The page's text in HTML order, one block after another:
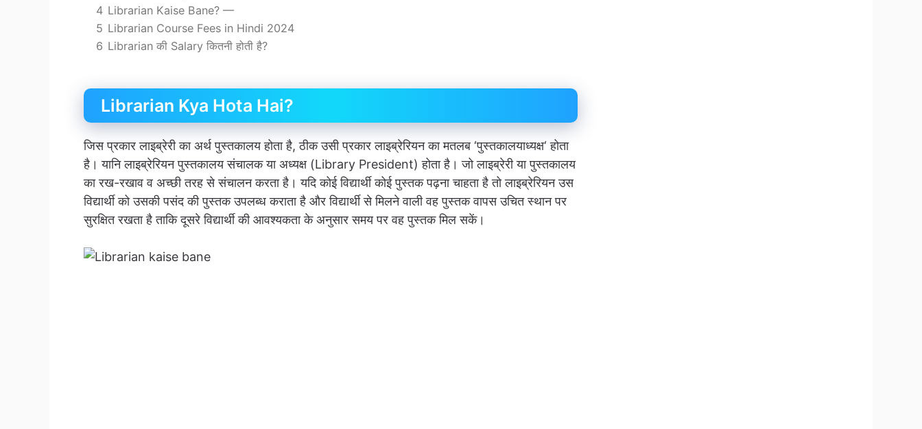
4 Librarian Kaise Bane? —
5 Librarian Course Fees in Hindi 2024
6 Librarian की Salary कितनी होती है?
Librarian Kya Hota Hai?
जिस प्रकार लाइब्रेरी का अर्थ पुस्तकालय होता है, ठीक उसी प्रकार लाइब्रेरियन का मतलब ‘पुस्तकालयाध्यक्ष‘ होता
है। यानि लाइब्रेरियन पुस्तकालय संचालक या अध्यक्ष (Library President) होता है। जो लाइब्रेरी या पुस्तकालय
का रख-रखाव व अच्छी तरह से संचालन करता है। यदि कोई विद्यार्थी कोई पुस्तक पढ़ना चाहता है तो लाइब्रेरियन उस
विद्यार्थी को उसकी पसंद की पुस्तक उपलब्ध कराता है और विद्यार्थी से मिलने वाली वह पुस्तक वापस उचित स्थान पर
सुरक्षित रखता है ताकि दूसरे विद्यार्थी की आवश्यकता के अनुसार समय पर वह पुस्तक मिल सकें।